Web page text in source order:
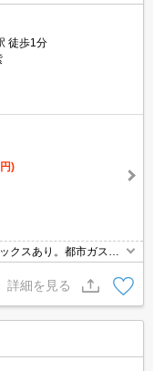
徒歩1分
)
クスあり。都市ガス使
ウンターキッチン。TV
ン1基付き。
詳細を見る